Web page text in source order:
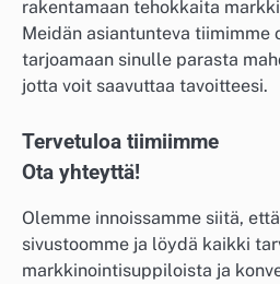
rakentamaan tehokkaita
Meidän asiantunteva tiimimme
tarjoamaan sinulle parasta
jotta voit saavuttaa tavoitteesi.
Tervetuloa tiimiimme
Ota yhteyttä!
Olemme innoissamme siitä,
sivustoomme ja löydä kaikki
markkinointisuppiloista ja